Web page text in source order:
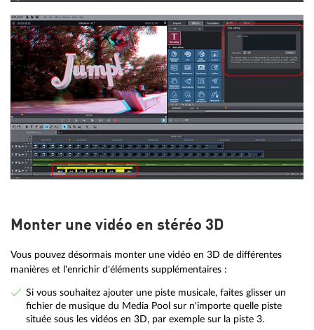
Monter une vidéo en stéréo 3D
Vous pouvez désormais monter une vidéo en 3D de différentes
manières et l'enrichir d'éléments supplémentaires :
Si vous souhaitez ajouter une piste musicale, faites glisser un
fichier de musique du Media Pool sur n'importe quelle piste
située sous les vidéos en 3D, par exemple sur la piste 3.